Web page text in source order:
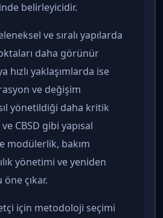
belirleyicidir.
ve sıralı yapılarda
daha görünür
hızlı yaklaşımlarda ise
ve değişim
yönetildiği daha kritik
CBSD gibi yapısal
modülerlik, bakım
yönetimi ve yeniden
çıkar.
için metodoloji seçimi